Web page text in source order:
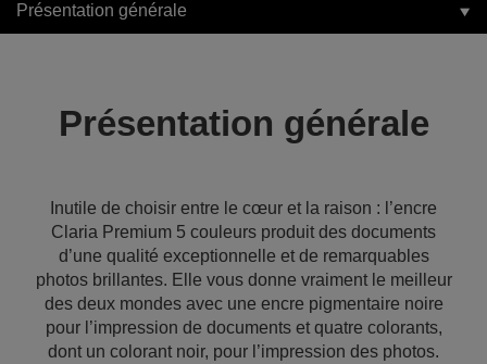
Présentation générale
Présentation générale
Inutile de choisir entre le cœur et la raison : l’encre
Claria Premium 5 couleurs produit des documents
d’une qualité exceptionnelle et de remarquables
photos brillantes. Elle vous donne vraiment le meilleur
des deux mondes avec une encre pigmentaire noire
pour l’impression de documents et quatre colorants,
dont un colorant noir, pour l’impression des photos.